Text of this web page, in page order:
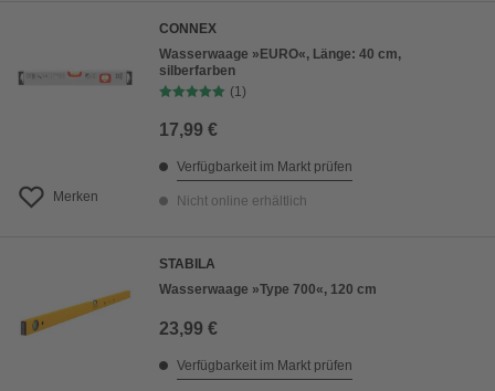
Merken
CONNEX
Wasserwaage »EURO«, Länge: 40 cm,
silberfarben
(1)
17,99 €
Verfügbarkeit im Markt prüfen
Nicht online erhältlich
STABILA
Wasserwaage »Type 700«, 120 cm
23,99 €
Verfügbarkeit im Markt prüfen